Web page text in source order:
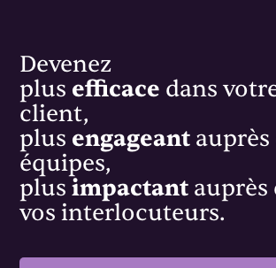
l’exploiteurdespotique;
Devenez
plus efficace dans
client,
plus engageant auprès
équipes,
plusimpactant auprès
vos interlocuteurs.